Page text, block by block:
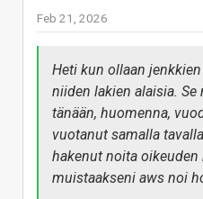
Feb 21, 2026
Heti kun ollaan
niiden lakien alaisia.
tänään, huomenna,
vuotanut samalla
hakenut noita oikeuden
muistaakseni aws noi